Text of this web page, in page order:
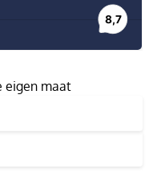
eigen maat